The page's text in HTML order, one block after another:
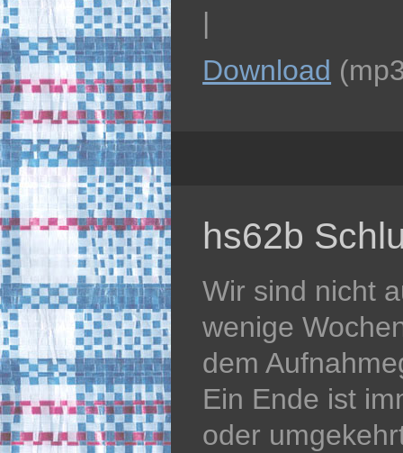
|
Download
hs62b
Wir sind nicht
wenige
dem
Ein Ende ist
oder